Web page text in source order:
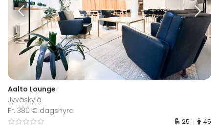
Aalto Lounge
Jyväskylä
Fr. 380 € dagshyra
25 45